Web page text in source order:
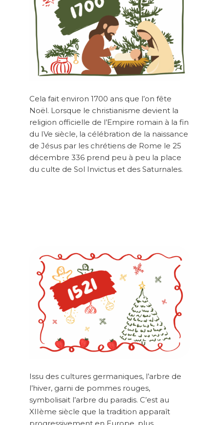
Cela fait environ 1700 ans que l’on fête
Noël. Lorsque le christianisme devient la
religion officielle de l’Empire romain à la fin
du IVe siècle, la célébration de la naissance
de Jésus par les chrétiens de Rome le 25
décembre 336 prend peu à peu la place
du culte de Sol Invictus et des Saturnales.
Issu des cultures germaniques, l’arbre de
l’hiver, garni de pommes rouges,
symbolisait l’arbre du paradis. C’est au
XIIème siècle que la tradition apparaît